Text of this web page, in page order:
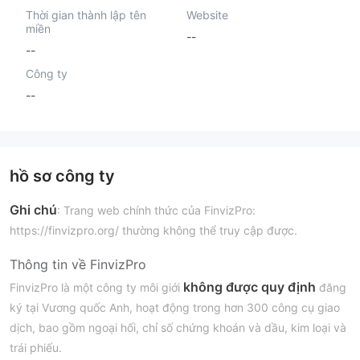
Thời gian thành lập tên
miền
--
Website
--
Công ty
--
hồ sơ công ty
Ghi chú: Trang web chính thức của FinvizPro:
https://finvizpro.org/ thường không thể truy cập được.
Thông tin về FinvizPro
FinvizPro là một công ty môi giới không được quy định đăng
ký tại Vương quốc Anh, hoạt động trong hơn 300 công cụ giao
dịch, bao gồm ngoại hối, chỉ số chứng khoán và dầu, kim loại và
trái phiếu.